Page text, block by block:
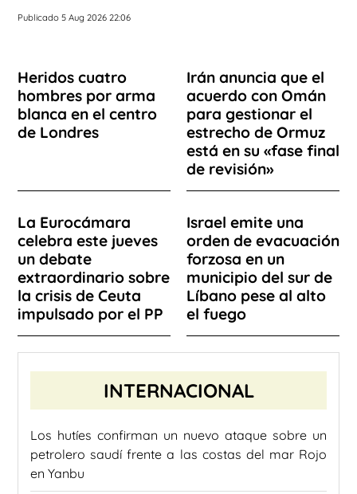
Publicado 5 Aug 2026 22:06
Heridos cuatro
hombres por arma
blanca en el centro
de Londres
Irán anuncia que el
acuerdo con Omán
para gestionar el
estrecho de Ormuz
está en su «fase final
de revisión»
La Eurocámara
celebra este jueves
un debate
extraordinario sobre
la crisis de Ceuta
impulsado por el PP
Israel emite una
orden de evacuación
forzosa en un
municipio del sur de
Líbano pese al alto
el fuego
INTERNACIONAL
Los hutíes confirman un nuevo ataque sobre un
petrolero saudí frente a las costas del mar Rojo
en Yanbu